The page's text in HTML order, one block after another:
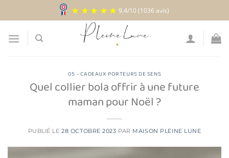
au
contenu
9.4/10(1036 avis)
05 - CADEAUX PORTEURS DE SENS
Quel collier bola offrir à une future
maman pour Noël ?
PUBLIÉ LE28 OCTOBRE 2023 PAR MAISON PLEINE LUNE